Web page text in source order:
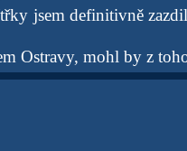
jsem definitivně
Ostravy, mohl by z